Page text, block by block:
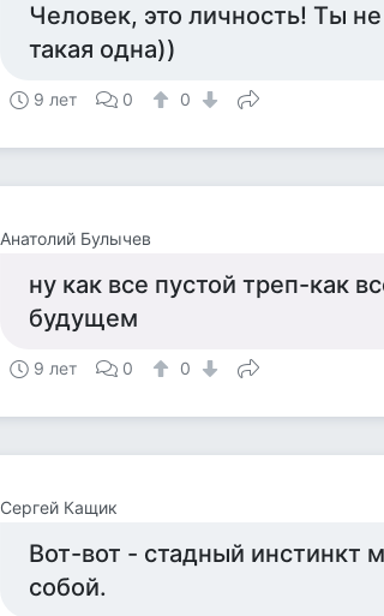
Человек, это личность! Ты
такая одна))
9 лет 0 0
Анатолий Булычев
ну как все пустой треп-как
будущем
9 лет 0 0
Сергей Кащик
Вот-вот - стадный инстинкт
собой.